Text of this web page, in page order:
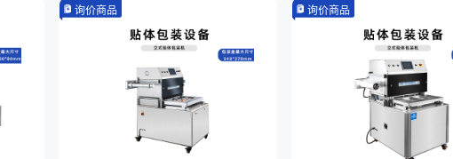
询价商品 询价商品